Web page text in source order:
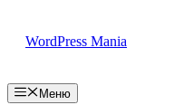
WordPress Mania
Меню